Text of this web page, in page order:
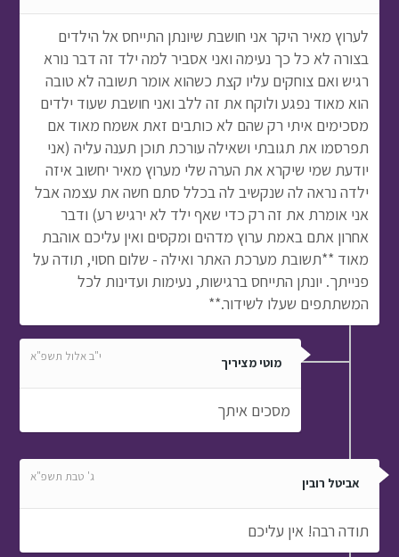
לערוץ מאיר היקר אני חושבת שיונתן התייחס אל הילדים
בצורה לא כל כך נעימה ואני אסביר למה ילד זה דבר נורא
רגיש ואם צוחקים עליו קצת כשהוא אומר תשובה לא טובה
הוא מאוד נפגע ולוקח את זה ללב ואני חושבת שעוד ילדים
מסכימים איתי רק שהם לא כותבים זאת אשמח מאוד אם
תפרסמו את תגובתי ושאילה עורכת תוכן תענה עליה (אני
יודעת שמי שיקרא את הערה שלי מערוץ מאיר יחשוב איזה
ילדה נראה לה שנקשיב לה בכלל סתם חשה את עצמה אבל
אני אומרת את זה רק כדי שאף ילד לא ירגיש רע) ודבר
אחרון אתם באמת ערוץ מדהים ומקסים ואין עליכם אוהבת
מאוד **תשובת מערכת האתר ואילה - שלום חסוי, תודה על
פנייתך. יונתן התייחס ברגישות, נעימות ועדינות לכל
המשתתפים שעלו לשידור.**
מוטי מציריך י"ב אלול תשפ"א
מסכים איתך
אביטל רובין ג' טבת תשפ"א
תודה רבה! אין עליכם